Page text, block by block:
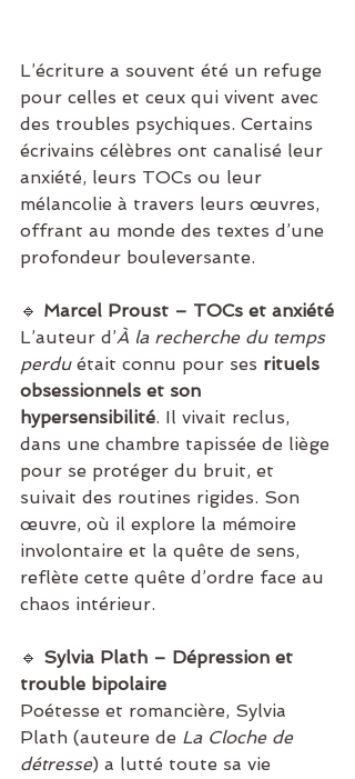
L’écriture a souvent été un refuge
pour celles et ceux qui vivent avec
des troubles psychiques. Certains
écrivains célèbres ont canalisé leur
anxiété, leurs TOCs ou leur
mélancolie à travers leurs œuvres,
offrant au monde des textes d’une
profondeur bouleversante.
🔹 Marcel Proust – TOCs et anxiété
L’auteur d’À la recherche du temps
perdu était connu pour ses rituels
obsessionnels et son
hypersensibilité. Il vivait reclus,
dans une chambre tapissée de liège
pour se protéger du bruit, et
suivait des routines rigides. Son
œuvre, où il explore la mémoire
involontaire et la quête de sens,
reflète cette quête d’ordre face au
chaos intérieur.
🔹 Sylvia Plath – Dépression et
trouble bipolaire
Poétesse et romancière, Sylvia
Plath (auteure de La Cloche de
détresse) a lutté toute sa vie